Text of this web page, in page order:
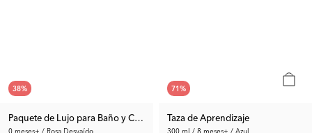
38%
Paquete de Lujo para Baño y Cambiador
0 meses+ / Rosa Desvaído
71%
Taza de Aprendizaje
300 ml / 8 meses+ / Azul